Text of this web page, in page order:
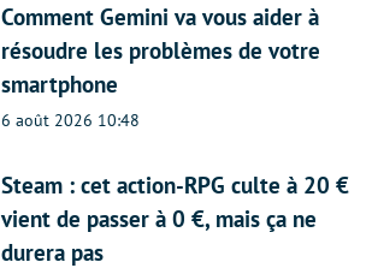
Comment Gemini va vous aider à
résoudre les problèmes de votre
smartphone
6 août 2026 10:48
Steam : cet action-RPG culte à 20 €
vient de passer à 0 €, mais ça ne
durera pas